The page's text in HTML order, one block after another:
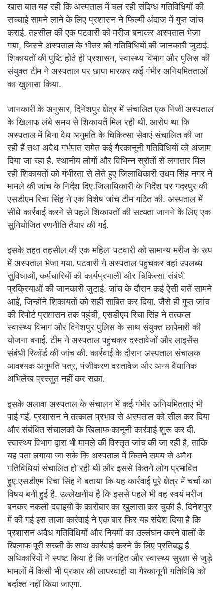
खास बात यह रही कि अस्पताल में चल रही संदिग्ध गतिविधियों की
सच्चाई सामने लाने के लिए प्रशासन ने फिल्मी अंदाज में गुप्त जांच
कराई. तहसील की एक पटवारी को मरीज बनाकर अस्पताल भेजा
गया, जिसने अस्पताल के भीतर की गतिविधियों की जानकारी जुटाई.
शिकायतों की पुष्टि होते ही प्रशासन, स्वास्थ्य विभाग और पुलिस की
संयुक्त टीम ने अस्पताल पर छापा मारकर कई गंभीर अनियमितताओं
का खुलासा किया.
जानकारी के अनुसार, दिनेशपुर क्षेत्र में संचालित एक निजी अस्पताल
के खिलाफ लंबे समय से शिकायतें मिल रही थी. आरोप था कि
अस्पताल में बिना वैध अनुमति के चिकित्सा सेवाएं संचालित की जा
रही हैं तथा अवैध गर्भपात समेत कई गैरकानूनी गतिविधियों को अंजाम
दिया जा रहा है. स्थानीय लोगों और विभिन्न स्रोतों से लगातार मिल
रही शिकायतों को गंभीरता से लेते हुए जिलाधिकारी उधम सिंह नगर ने
मामले की जांच के निर्देश दिए.जिलाधिकारी के निर्देश पर गदरपुर की
एसडीएम रिचा सिंह ने एक विशेष जांच टीम गठित की. अस्पताल में
सीधे कार्रवाई करने से पहले शिकायतों की सत्यता जानने के लिए एक
सुनियोजित रणनीति तैयार की गई.
इसके तहत तहसील की एक महिला पटवारी को सामान्य मरीज के रूप
में अस्पताल भेजा गया. पटवारी ने अस्पताल पहुंचकर वहां उपलब्ध
सुविधाओं, कर्मचारियों की कार्यप्रणाली और चिकित्सा संबंधी
प्रक्रियाओं की जानकारी जुटाई. जांच के दौरान कई ऐसी बातें सामने
आईं, जिन्होंने शिकायतों को सही साबित कर दिया. जैसे ही गुप्त जांच
की रिपोर्ट प्रशासन तक पहुंची, एसडीएम रिचा सिंह ने तत्काल
स्वास्थ्य विभाग और दिनेशपुर पुलिस के साथ संयुक्त छापेमारी की
योजना बनाई. टीम ने अस्पताल पहुंचकर दस्तावेजों और लाइसेंस
संबंधी रिकॉर्ड की जांच की. कार्रवाई के दौरान अस्पताल संचालक
आवश्यक अनुमति पत्र, पंजीकरण दस्तावेज और अन्य वैधानिक
अभिलेख प्रस्तुत नहीं कर सका.
इसके अलावा अस्पताल के संचालन में कई गंभीर अनियमितताएं भी
पाई गईं. प्रशासन ने तत्काल प्रभाव से अस्पताल को सील कर दिया
और संबंधित संचालकों के खिलाफ कानूनी कार्रवाई शुरू कर दी.
स्वास्थ्य विभाग द्वारा भी मामले की विस्तृत जांच की जा रही है, ताकि
यह पता लगाया जा सके कि अस्पताल में कितने समय से अवैध
गतिविधियां संचालित हो रही थी और इससे कितने लोग प्रभावित
हुए.एसडीएम रिचा सिंह ने बताया कि यह कार्रवाई पूरे क्षेत्र में चर्चा का
विषय बनी हुई है. उल्लेखनीय है कि इससे पहले भी वह स्वयं मरीज
बनकर नकली दवाइयों के कारोबार का खुलासा कर चुकी हैं. दिनेशपुर
में की गई इस ताजा कार्रवाई ने एक बार फिर यह संदेश दिया है कि
प्रशासन अवैध गतिविधियों और नियमों का उल्लंघन करने वालों के
खिलाफ पूरी सख्ती के साथ कार्रवाई करने के लिए प्रतिबद्ध है.
अधिकारियों ने स्पष्ट किया है कि जनहित और स्वास्थ्य सुरक्षा से जुड़े
मामलों में किसी भी प्रकार की लापरवाही या गैरकानूनी गतिविधि को
बर्दाश्त नहीं किया जाएगा.